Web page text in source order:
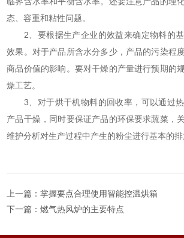
态、容重和粘性问题。
2、要根据生产企业的效益来确定物料的基
效果。对于产品所含水分多少，产品的污染程
商品价值的影响。要对干燥的产量进行预期的
燥工艺。
3、对于烘干机物料的回收率，可以通过热
产品干燥，同时要保证产品的环保要求蔬菜，
维护分析对生产过程中产生的粉尘进行基本的排
上一篇：掌握要点合理使用智能控温烘箱
下一篇：燃气热风炉的主要特点